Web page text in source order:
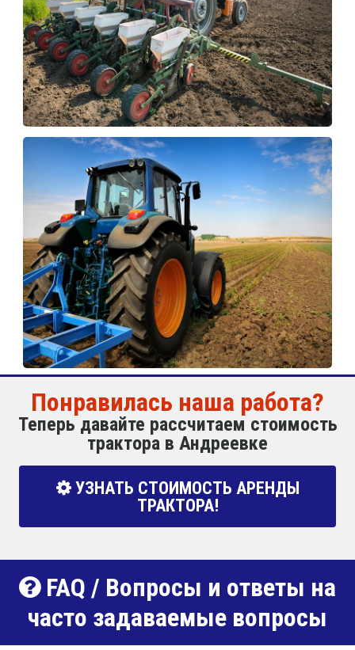
Понравилась наша работа?
Теперь давайте рассчитаем стоимость
трактора в Андреевке
УЗНАТЬ СТОИМОСТЬ АРЕНДЫ
ТРАКТОРА!
FAQ / Вопросы и ответы на
часто задаваемые вопросы